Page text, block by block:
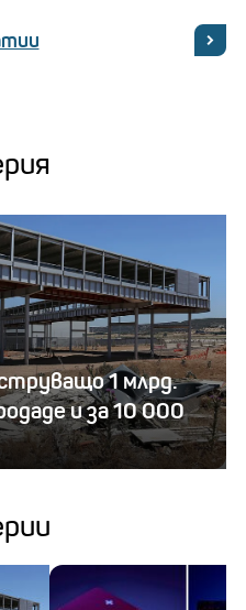
1 млрд.
и за 10 000